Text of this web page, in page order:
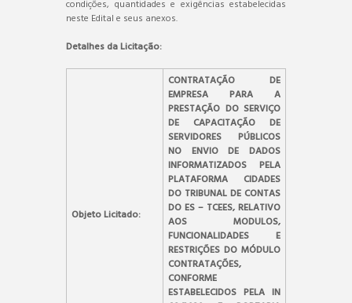
condições, quantidades e exigências estabelecidas
neste Edital e seus anexos.
Detalhes da Licitação:
Objeto Licitado:
CONTRATAÇÃO DE
EMPRESA PARA A
PRESTAÇÃO DO SERVIÇO
DE CAPACITAÇÃO DE
SERVIDORES PÚBLICOS
NO ENVIO DE DADOS
INFORMATIZADOS PELA
PLATAFORMA CIDADES
DO TRIBUNAL DE CONTAS
DO ES – TCEES, RELATIVO
AOS MODULOS,
FUNCIONALIDADES E
RESTRIÇÕES DO MÓDULO
CONTRATAÇÕES,
CONFORME
ESTABELECIDOS PELA IN